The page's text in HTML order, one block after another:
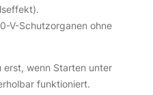
V-Schutzorganen ohne
erst, wenn Starten unter
funktioniert.